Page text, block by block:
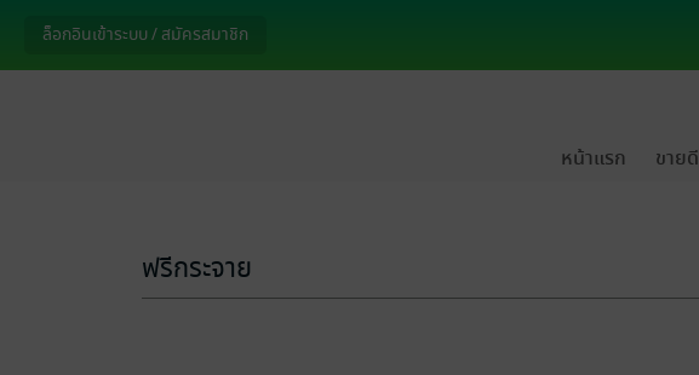
ล็อกอินเข้าระบบ / สมัครสมาชิก
หน้าแรก ขายดี
ฟรีกระจาย